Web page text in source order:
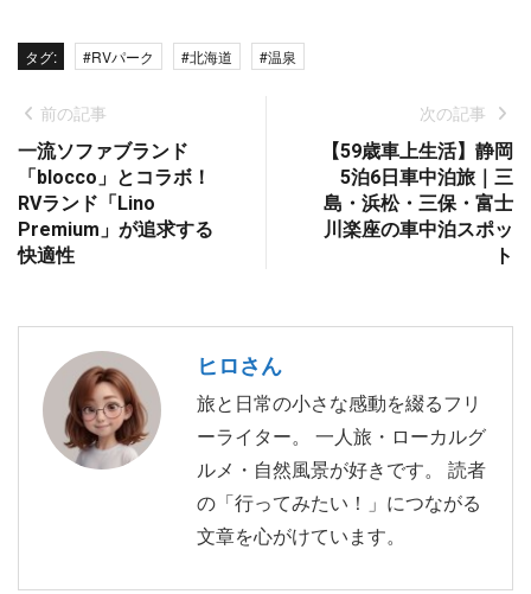
タグ: #RVパーク #北海道 #温泉
前の記事
一流ソファブランド
「blocco」とコラボ！
RVランド「Lino
Premium」が追求する
快適性
次の記事
【59歳車上生活】静岡
5泊6日車中泊旅｜三
島・浜松・三保・富士
川楽座の車中泊スポッ
ト
ヒロさん
旅と日常の小さな感動を綴るフリ
ーライター。 一人旅・ローカルグ
ルメ・自然風景が好きです。 読者
の「行ってみたい！」につながる
文章を心がけています。